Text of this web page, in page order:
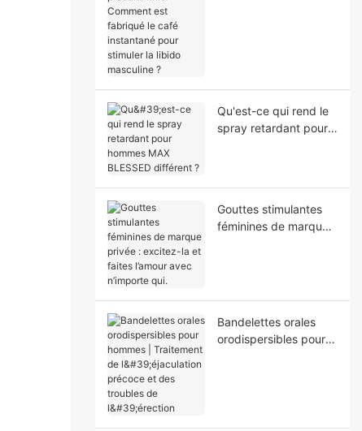
Qu'est-ce qui rend le
spray retardant pour
Gouttes stimulantes
féminines de marque
Bandelettes orales
orodispersibles pour